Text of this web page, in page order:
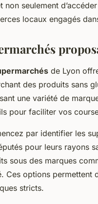
non seulement
locaux engagés
de Lyon
des produits sans
une variété de
pour faciliter vos
par identifier les
pour leurs rayons
sous des marques
Ces options permettent
stricts.